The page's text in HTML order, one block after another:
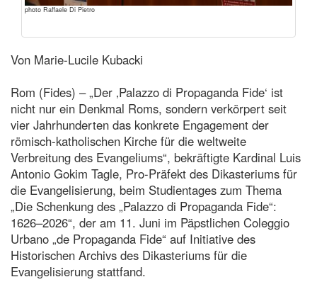
photo Raffaele Di Pietro
Von Marie-Lucile Kubacki
Rom (Fides) – „Der ‚Palazzo di Propaganda Fide‘ ist
nicht nur ein Denkmal Roms, sondern verkörpert seit
vier Jahrhunderten das konkrete Engagement der
römisch-katholischen Kirche für die weltweite
Verbreitung des Evangeliums“, bekräftigte Kardinal Luis
Antonio Gokim Tagle, Pro-Präfekt des Dikasteriums für
die Evangelisierung, beim Studientages zum Thema
„Die Schenkung des „Palazzo di Propaganda Fide“:
1626–2026“, der am 11. Juni im Päpstlichen Coleggio
Urbano „de Propaganda Fide“ auf Initiative des
Historischen Archivs des Dikasteriums für die
Evangelisierung stattfand.